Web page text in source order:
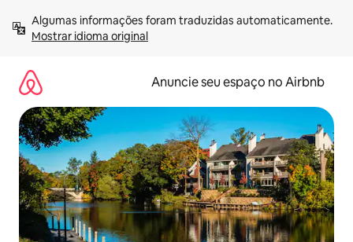
para
Mostrar idioma original
Anuncie seu espaço no Airbnb